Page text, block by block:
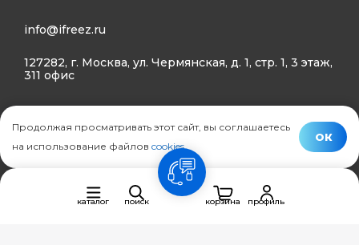
info@ifreez.ru
127282, г. Москва, ул. Чермянская, д. 1, стр. 1, 3 этаж,
311 офис
Политика конфиденциальности
© Ifreez - продажа и установка климатической техники,
каталог поиск
связь
корзина
профиль
Продолжая просматривать этот сайт, вы соглашаетесь
на использование файлов cookies.
ОК